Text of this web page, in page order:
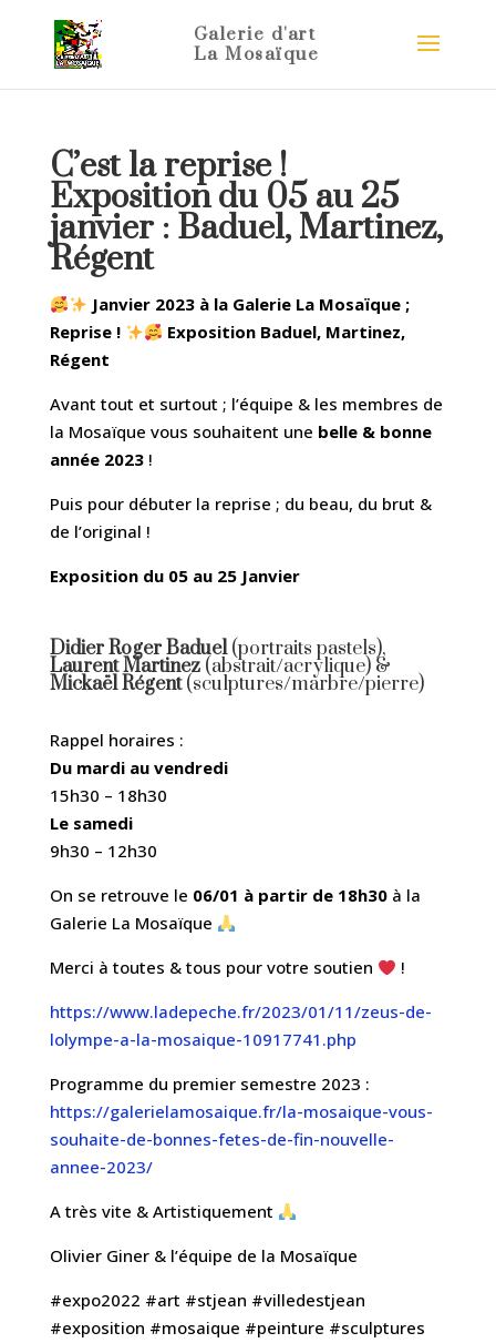
C’est la reprise !
Exposition du 05 au 25
janvier : Baduel, Martinez,
Régent
Janvier 2023 à la Galerie La Mosaïque ;
Reprise !
Exposition Baduel, Martinez,
Régent
Avant tout et surtout ; l’équipe & les membres de
la Mosaïque vous souhaitent une belle & bonne
année 2023!
Puis pour débuter la reprise ; du beau, du brut &
de l’original !
Exposition du 05 au 25 Janvier
Didier Roger Baduel(portraits pastels),
Laurent Martinez(abstrait/acrylique) &
Mickaël Régent(sculptures/marbre/pierre)
Rappel horaires :
Du mardi au vendredi
15h30 – 18h30
Le samedi
9h30 – 12h30
On se retrouve le 06/01 à partir de 18h30à la
Galerie La Mosaïque
Merci à toutes & tous pour votre soutien
!
https://www.ladepeche.fr/2023/01/11/zeus-de-
lolympe-a-la-mosaique-10917741.php
Programme du premier semestre 2023 :
https://galerielamosaique.fr/la-mosaique-vous-
souhaite-de-bonnes-fetes-de-fin-nouvelle-
annee-2023/
A très vite & Artistiquement
Olivier Giner & l’équipe de la Mosaïque
#expo2022 #art #stjean #villedestjean
#exposition #mosaique #peinture #sculptures